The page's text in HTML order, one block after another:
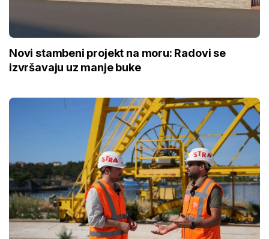
Novi stambeni projekt na moru: Radovi se
izvršavaju uz manje buke